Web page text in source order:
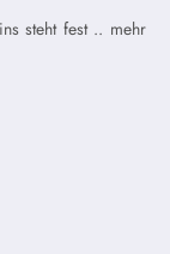
steht fest .. mehr